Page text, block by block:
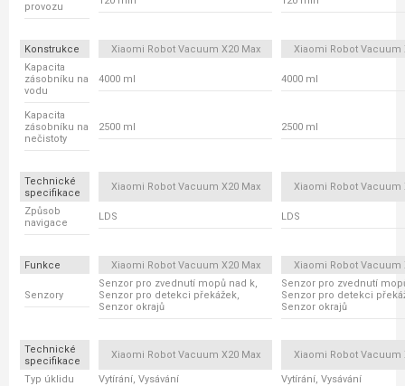
provozu
Konstrukce Xiaomi Robot Vacuum X20 Max
Xiaomi Robot Vacuum
Kapacita
zásobníku na
vodu
4000 ml 4000 ml
Kapacita
zásobníku na
nečistoty
2500 ml 2500 ml
Technické
specifikace
Xiaomi Robot Vacuum X20 Max Xiaomi Robot Vacuum
Způsob
navigace
LDS LDS
Funkce Xiaomi Robot Vacuum X20 Max Xiaomi Robot Vacuum
Senzory
Senzor pro zvednutí mopů nad k,
Senzor pro detekci překážek,
Senzor okrajů
Senzor pro zvednutí
Senzor pro detekci
Senzor okrajů
Technické
specifikace
Xiaomi Robot Vacuum X20 Max Xiaomi Robot Vacuum
Typ úklidu Vytírání, Vysávání Vytírání, Vysávání